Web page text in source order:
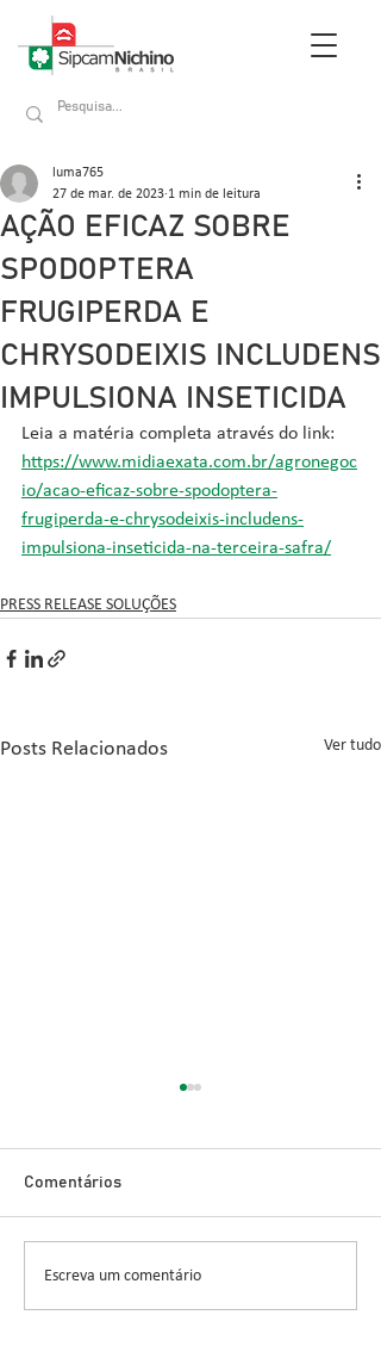
AÇÃO EFICAZ SOBRE
SPODOPTERA
FRUGIPERDA E
CHRYSODEIXIS INCLUDENS
IMPULSIONA INSETICIDA
luma765
27 de mar. de 2023 1 min de leitura
Leia a matéria completa através do link:
https://www.midiaexata.com.br/agronegoc
io/acao-eficaz-sobre-spodoptera-
frugiperda-e-chrysodeixis-includens-
impulsiona-inseticida-na-terceira-safra/
PRESS RELEASE SOLUÇÕES
Posts Relacionados Ver tudo
Nova safra de milho:
como mitigar as perdas
Comentários
Escreva um comentário